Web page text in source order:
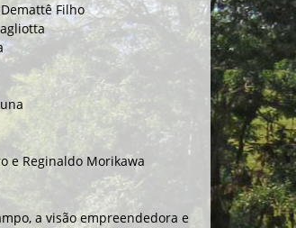
Filho
e Reginaldo Morikawa
a visão empreendedora e